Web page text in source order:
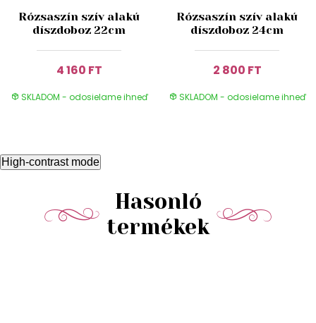
Rózsaszín szív alakú
díszdoboz 22cm
4 160 FT
SKLADOM - odosielame ihneď
Rózsaszín szív alakú
díszdoboz 24cm
2 800 FT
SKLADOM - odosielame ihneď
High-contrast mode
Hasonló
termékek